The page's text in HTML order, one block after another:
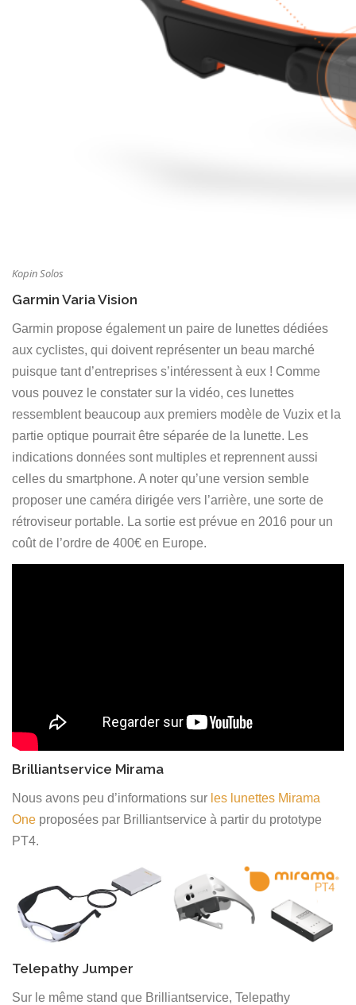
Kopin Solos
Garmin Varia Vision
Garmin propose également un paire de lunettes dédiées
aux cyclistes, qui doivent représenter un beau marché
puisque tant d’entreprises s’intéressent à eux ! Comme
vous pouvez le constater sur la vidéo, ces lunettes
ressemblent beaucoup aux premiers modèle de Vuzix et la
partie optique pourrait être séparée de la lunette. Les
indications données sont multiples et reprennent aussi
celles du smartphone. A noter qu’une version semble
proposer une caméra dirigée vers l’arrière, une sorte de
rétroviseur portable. La sortie est prévue en 2016 pour un
coût de l’ordre de 400€ en Europe.
Brilliantservice Mirama
Nous avons peu d’informations sur les lunettes Mirama
One proposées par Brilliantservice à partir du prototype
PT4.
Telepathy Jumper
Sur le même stand que Brilliantservice, Telepathy